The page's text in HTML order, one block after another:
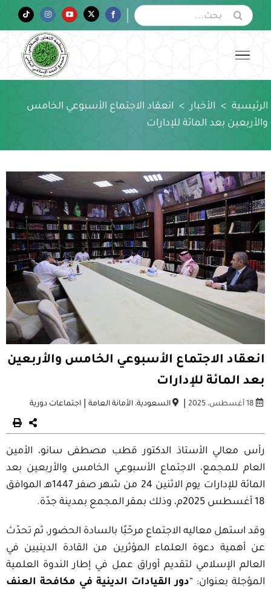
البحث
عن:
Facebook
Twitter
YouTube
Instagram
Tiktok
الرئيسية > الأخبار > انعقاد الاجتماع الأسبوعي الخامس
والأربعين بعد المائة للإدارات
انعقاد الاجتماع الأسبوعي الخامس والأربعين
بعد المائة للإدارات
18 أغسطس، 2025 | السعودية، الأمانة العامة| اجتماعات دورية
رأس معالي الأستاذ الدكتور قطب مصطفى سانو، الأمين
العام للمجمع، الاجتماع الأسبوعي الخامس والأربعين بعد
المائة للإدارات يوم الاثنين 24 من شهر صفر 1447هـ الموافق
18 أغسطس 2025م، وذلك بمقر المجمع بمدينة جدّة.
وقد استهل معاليه الاجتماع مرحّبًا بالسادة الحضور، ثم تحدّث
عن أهمية دعوة العلماء المؤثرين من القادة الدينيين في
العالم الإسلامي لتقديم أوراق عمل في إطار الندوة العلمية
المؤجلة بعنوان: “دور القيادات الدينية في مكافحة العنف